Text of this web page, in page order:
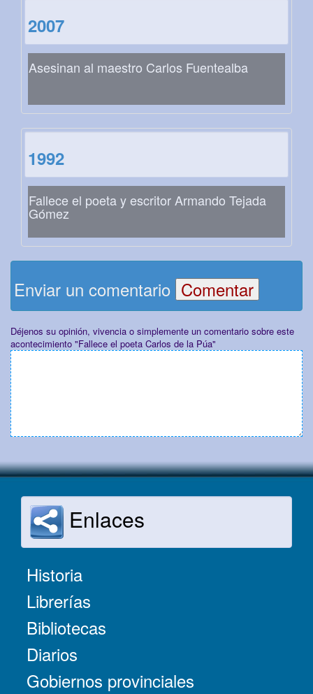
2007
Asesinan al maestro Carlos Fuentealba
1992
Fallece el poeta y escritor Armando Tejada
Gómez
Enviar un comentario
Déjenos su opinión, vivencia o simplemente un comentario sobre este
acontecimiento "Fallece el poeta Carlos de la Púa"
Enlaces
Historia
Librerías
Bibliotecas
Diarios
Gobiernos provinciales